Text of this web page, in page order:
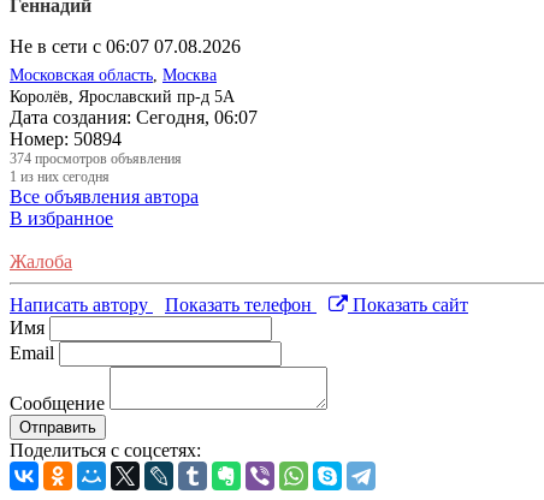
Геннадий
Не в сети с 06:07 07.08.2026
Московская область, Москва
Королёв, Ярославский пр-д 5А
Дата создания: Сегодня, 06:07
Номер: 50894
374 просмотров объявления
1 из них сегодня
Все объявления автора
В избранное
Жалоба
Написать автору Показать телефон
Показать сайт
Имя
Email
Сообщение
Отправить
Поделиться с соцсетях: